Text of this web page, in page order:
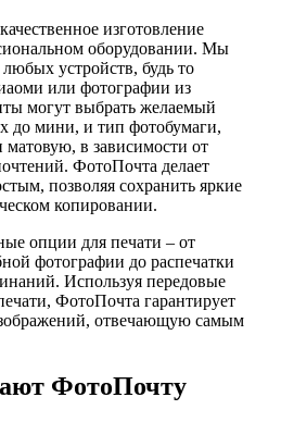
изготовление
оборудовании. Мы
устройств, будь то
или фотографии из
могут выбрать желаемый
до мини, и тип фотобумаги,
в зависимости от
ФотоПочта делает
позволяя сохранить яркие
копировании.
опции для печати – от
фотографии до распечатки
Используя передовые
ФотоПочта гарантирует
отвечающую самым
ФотоПочту